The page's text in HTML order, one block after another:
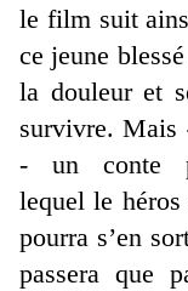
le film suit
ce jeune
la douleur et
survivre.
- un conte
lequel le héros
pourra s’en
passera que